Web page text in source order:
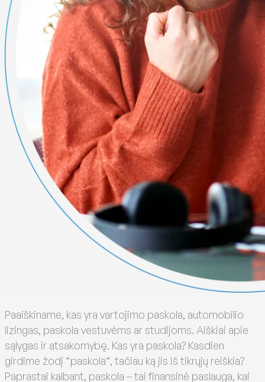
Paaiškiname, kas yra vartojimo paskola, automobilio
lizingas, paskola vestuvėms ar studijoms. Aiškiai apie
sąlygas ir atsakomybę. Kas yra paskola? Kasdien
girdime žodį “paskola“, tačiau ką jis iš tikrųjų reiškia?
Paprastai kalbant, paskola – tai finansinė paslauga, kai